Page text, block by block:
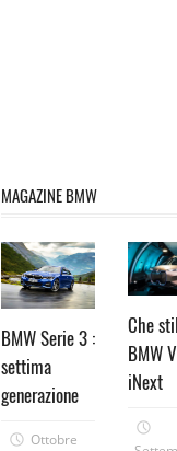
MAGAZINE BMW
BMW Serie 3 :
settima
generazione
Ottobre
Che
BMW
iNext